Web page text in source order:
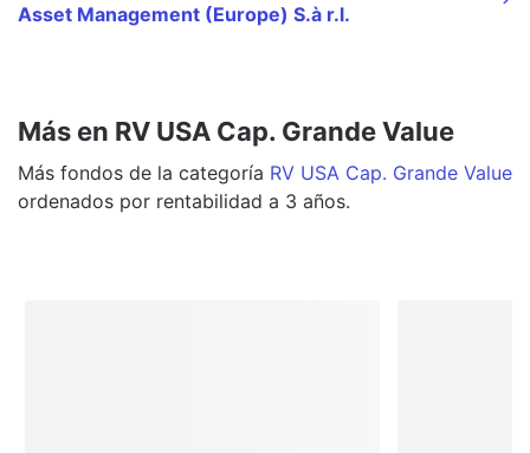
Asset Management (Europe) S.à r.l.
Más en RV USA Cap. Grande Value
Más fondos de la categoría RV USA Cap. Grande Value
ordenados por rentabilidad a 3 años.